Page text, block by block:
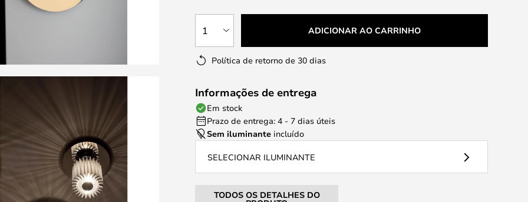
1 ADICIONAR AO CARRINHO
Política de retorno de 30 dias
Informações de entrega
Em stock
Prazo de entrega: 4 - 7 dias úteis
Sem iluminante incluído
SELECIONAR ILUMINANTE
TODOS OS DETALHES DO